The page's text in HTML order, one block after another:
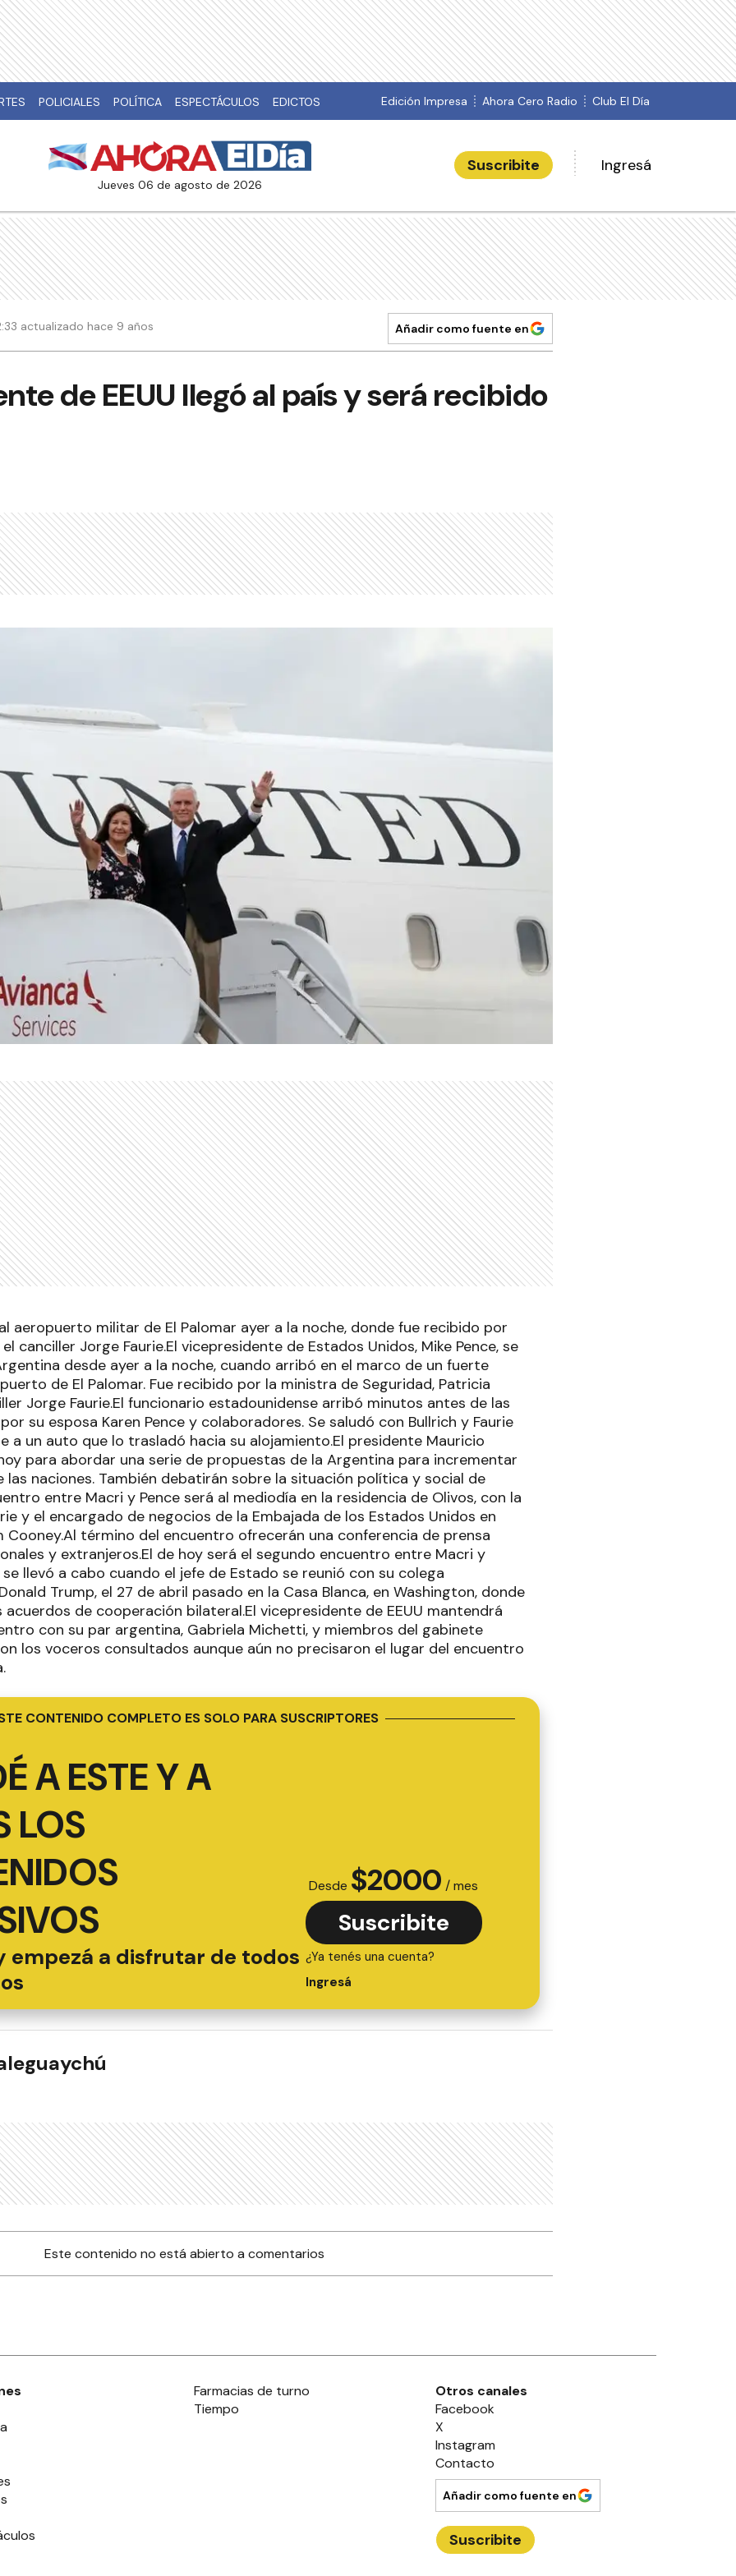
POLICIALES POLÍTICA ESPECTÁCULOS EDICTOS Edición Impresa Ahora Cero Radio Club El Día
jueves 06 de agosto de 2026
Suscribite Ingresá
actualizado hace 9 años Añadir como fuente en
de EEUU llegó al país y será recibido
aeropuerto militar de El Palomar ayer a la noche, donde fue recibido por
canciller Jorge Faurie.El vicepresidente de Estados Unidos, Mike Pence, se
desde ayer a la noche, cuando arribó en el marco de un fuerte
de El Palomar. Fue recibido por la ministra de Seguridad, Patricia
Jorge Faurie.El funcionario estadounidense arribó minutos antes de las
su esposa Karen Pence y colaboradores. Se saludó con Bullrich y Faurie
a un auto que lo trasladó hacia su alojamiento.El presidente Mauricio
para abordar una serie de propuestas de la Argentina para incrementar
naciones. También debatirán sobre la situación política y social de
entre Macri y Pence será al mediodía en la residencia de Olivos, con la
y el encargado de negocios de la Embajada de los Estados Unidos en
Cooney.Al término del encuentro ofrecerán una conferencia de prensa
y extranjeros.El de hoy será el segundo encuentro entre Macri y
llevó a cabo cuando el jefe de Estado se reunió con su colega
Trump, el 27 de abril pasado en la Casa Blanca, en Washington, donde
de cooperación bilateral.El vicepresidente de EEUU mantendrá
con su par argentina, Gabriela Michetti, y miembros del gabinete
los voceros consultados aunque aún no precisaron el lugar del encuentro
CONTENIDO COMPLETO ES SOLO PARA SUSCRIPTORES
A ESTE Y A
LOS
empezá a disfrutar de todos
Desde $2000 / mes
Suscribite
¿Ya tenés una cuenta?
Ingresá
Este contenido no está abierto a comentarios
Farmacias de turno
Tiempo
Otros canales
Facebook
X
Instagram
Contacto
Añadir como fuente en
Suscribite